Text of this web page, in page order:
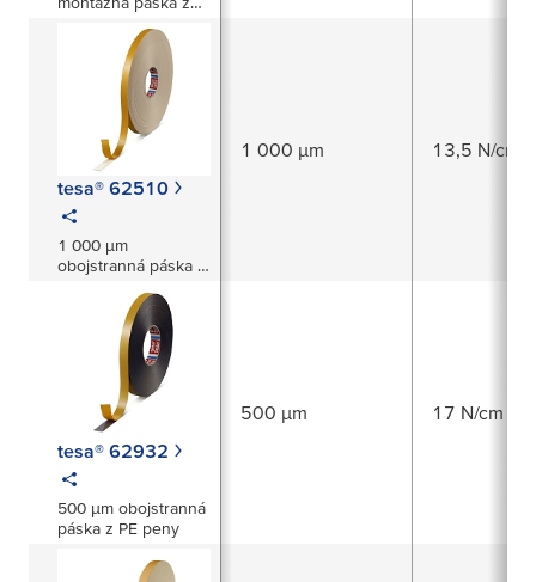
tesa® 62510
1 000 μm
obojstranná páska z
1 000 µm 13,5 N/cm
tesa® 62932
500 μm obojstranná
páska z PE peny
500 µm 17 N/cm